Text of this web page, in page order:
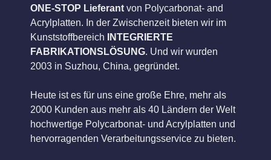
ONE-STOP Lieferant von Polycarbonat- and
Acrylplatten. In der Zwischenzeit bieten wir im
Kunststoffbereich
INTEGRIERTE
FABRIKATIONSLÖSUNG. Und wir wurden
2003 in Suzhou, China, gegründet.
Heute ist es für uns eine große Ehre, mehr als
2000 Kunden aus mehr als 40 Ländern der Welt
hochwertige Polycarbonat- und Acrylplatten und
hervorragenden Verarbeitungsservice zu bieten.